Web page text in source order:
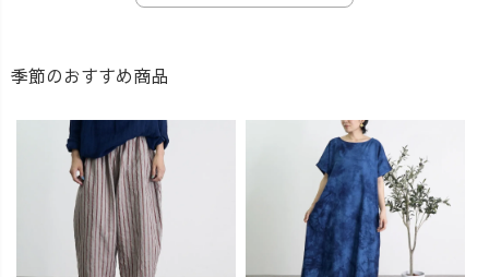
季節のおすすめ商品